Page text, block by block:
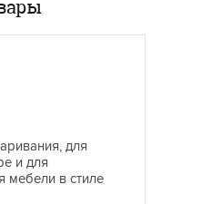
для
и для
мебели в стиле